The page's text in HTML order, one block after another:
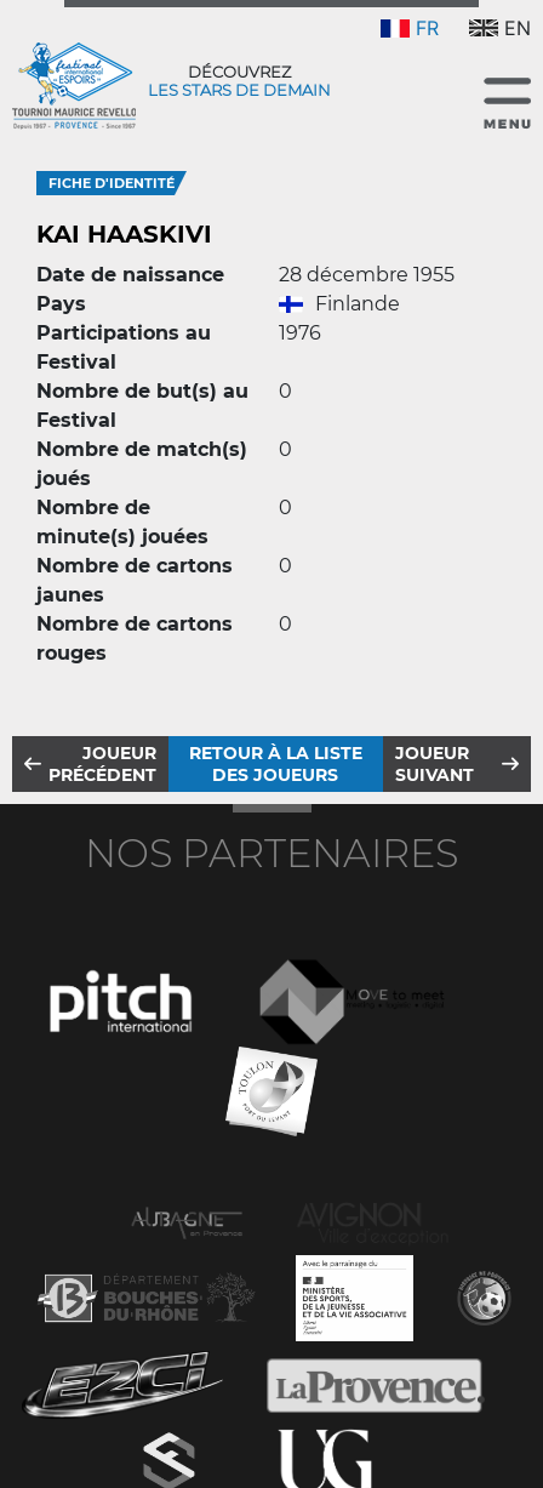
FR EN
DÉCOUVREZ
LES STARS DE DEMAIN
FICHE D'IDENTITÉ
KAI HAASKIVI
Date de naissance
28 décembre 1955
Pays
Finlande
Participations au
Festival
1976
Nombre de but(s) au
Festival
0
Nombre de match(s)
joués
0
Nombre de
minute(s) jouées
0
Nombre de cartons
jaunes
0
Nombre de cartons
rouges
0
JOUEUR
PRÉCÉDENT
RETOUR À LA LISTE
DES JOUEURS
JOUEUR
SUIVANT
NOS PARTENAIRES